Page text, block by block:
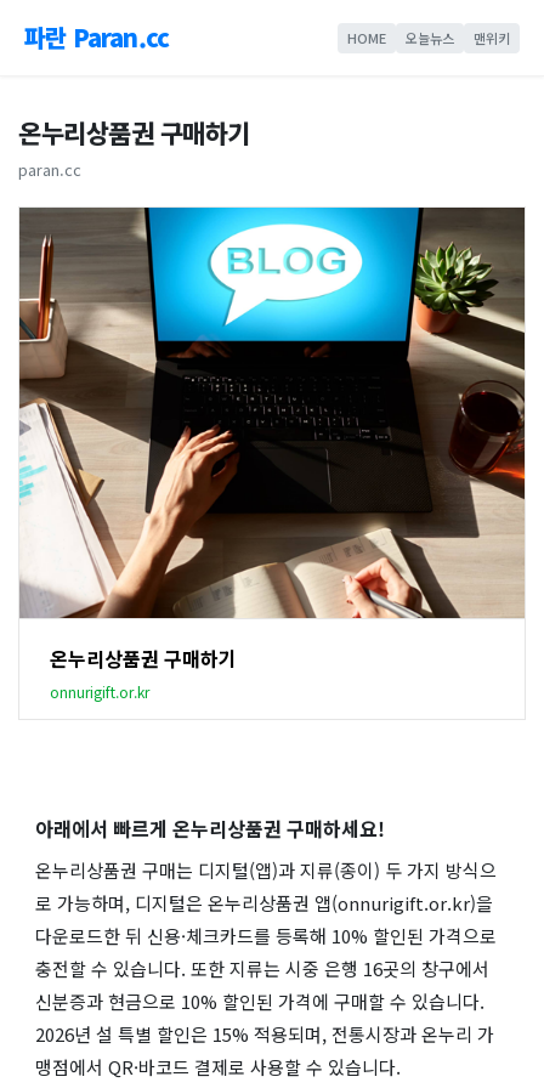
파란 Paran.cc HOME 오늘뉴스 맨위키
온누리상품권 구매하기
paran.cc
온누리상품권 구매하기
onnurigift.or.kr
아래에서 빠르게 온누리상품권 구매하세요!
온누리상품권 구매는 디지털(앱)과 지류(종이) 두 가지 방식으
로 가능하며, 디지털은 온누리상품권 앱(onnurigift.or.kr)을
다운로드한 뒤 신용·체크카드를 등록해 10% 할인된 가격으로
충전할 수 있습니다. 또한 지류는 시중 은행 16곳의 창구에서
신분증과 현금으로 10% 할인된 가격에 구매할 수 있습니다.
2026년 설 특별 할인은 15% 적용되며, 전통시장과 온누리 가
맹점에서 QR·바코드 결제로 사용할 수 있습니다.